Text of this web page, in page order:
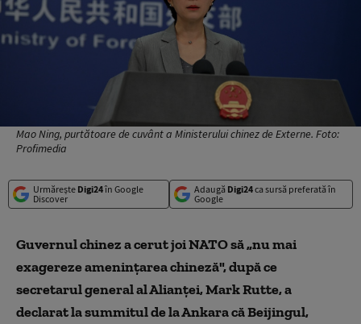
Mao Ning, purtătoare de cuvânt a Ministerului chinez de Externe. Foto:
Profimedia
Urmărește Digi24în Google
Discover
Adaugă Digi24ca sursă preferată în
Google
Guvernul chinez a cerut joi NATO să „nu mai
exagereze ameninţarea chineză", după ce
secretarul general al Alianţei, Mark Rutte, a
declarat la summitul de la Ankara că Beijingul,